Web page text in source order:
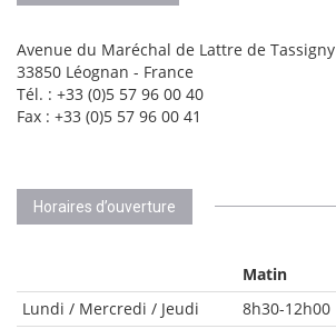
Avenue du Maréchal de Lattre de Tassigny
33850 Léognan - France
Tél. : +33 (0)5 57 96 00 40
Fax : +33 (0)5 57 96 00 41
Horaires d’ouverture
Matin
Lundi / Mercredi / Jeudi
8h30-12h00